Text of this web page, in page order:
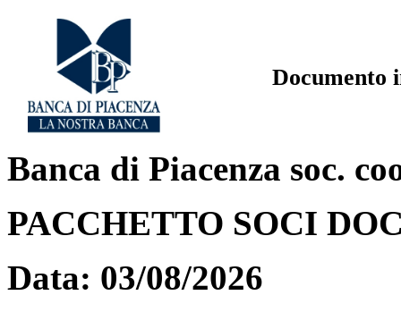
Documento
Banca di Piacenza soc.
PACCHETTO SOCI
Data: 03/08/2026